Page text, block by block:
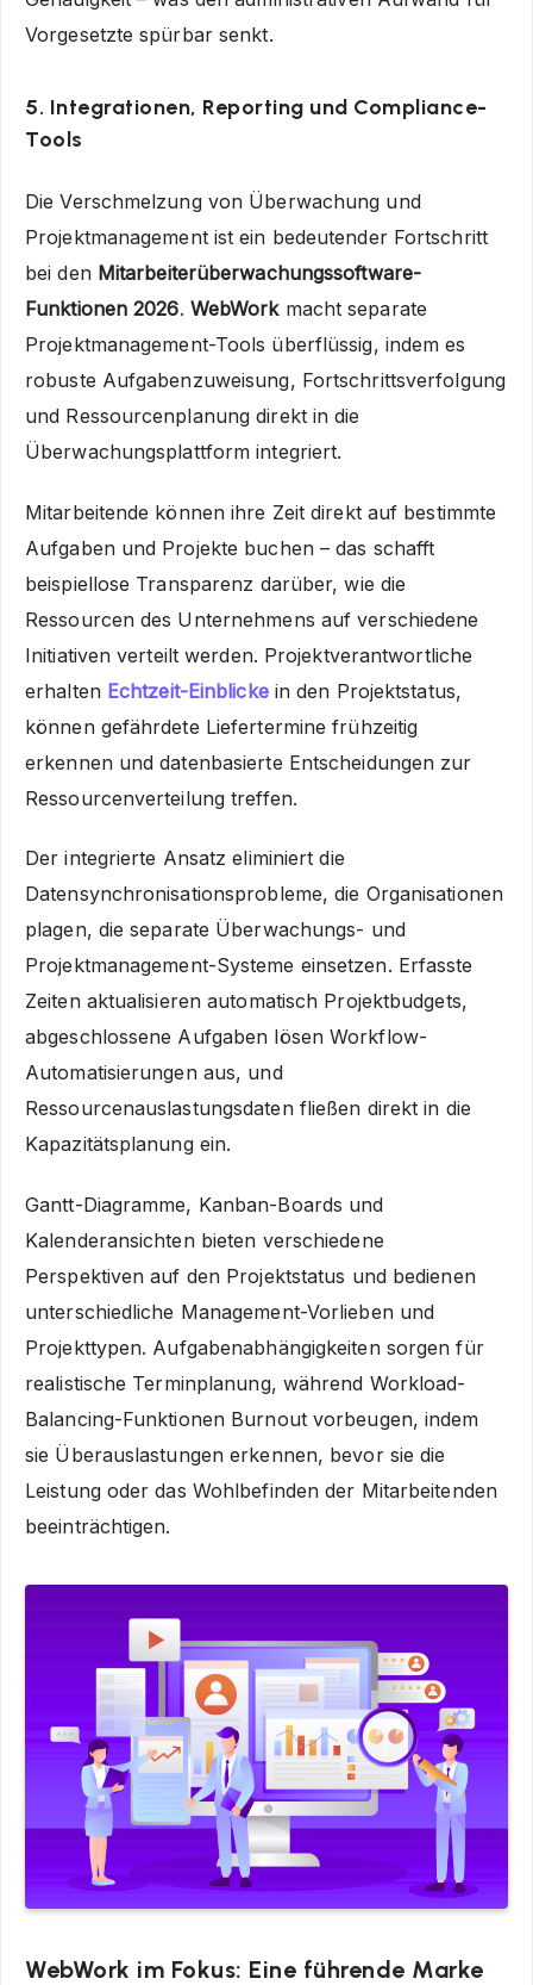
Vorgesetzte spürbar senkt.
5. Integrationen, Reporting und Compliance-
Tools
Die Verschmelzung von Überwachung und
Projektmanagement ist ein bedeutender Fortschritt
bei den Mitarbeiterüberwachungssoftware-
Funktionen 2026. WebWorkmacht separate
Projektmanagement-Tools überflüssig, indem es
robuste Aufgabenzuweisung, Fortschrittsverfolgung
und Ressourcenplanung direkt in die
Überwachungsplattform integriert.
Mitarbeitende können ihre Zeit direkt auf bestimmte
Aufgaben und Projekte buchen – das schafft
beispiellose Transparenz darüber, wie die
Ressourcen des Unternehmens auf verschiedene
Initiativen verteilt werden. Projektverantwortliche
erhalten Echtzeit-Einblickein den Projektstatus,
können gefährdete Liefertermine frühzeitig
erkennen und datenbasierte Entscheidungen zur
Ressourcenverteilung treffen.
Der integrierte Ansatz eliminiert die
Datensynchronisationsprobleme, die Organisationen
plagen, die separate Überwachungs- und
Projektmanagement-Systeme einsetzen. Erfasste
Zeiten aktualisieren automatisch Projektbudgets,
abgeschlossene Aufgaben lösen Workflow-
Automatisierungen aus, und
Ressourcenauslastungsdaten fließen direkt in die
Kapazitätsplanung ein.
Gantt-Diagramme, Kanban-Boards und
Kalenderansichten bieten verschiedene
Perspektiven auf den Projektstatus und bedienen
unterschiedliche Management-Vorlieben und
Projekttypen. Aufgabenabhängigkeiten sorgen für
realistische Terminplanung, während Workload-
Balancing-Funktionen Burnout vorbeugen, indem
sie Überauslastungen erkennen, bevor sie die
Leistung oder das Wohlbefinden der Mitarbeitenden
beeinträchtigen.
WebWork im Fokus: Eine führende Marke